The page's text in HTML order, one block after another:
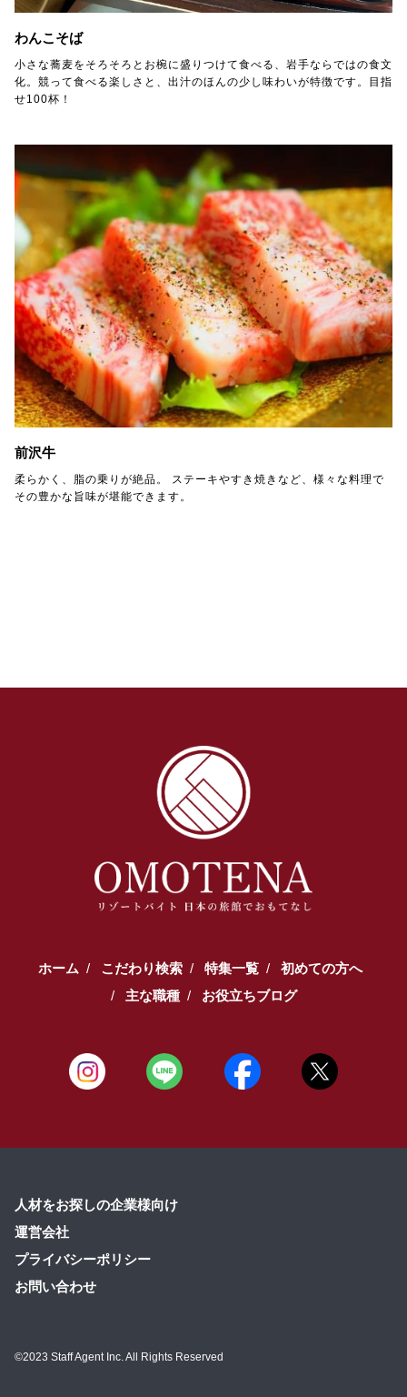
わんこそば
小さな蕎麦をそろそろとお椀に盛りつけて食べる、岩手ならではの食文
化。競って食べる楽しさと、出汁のほんの少し味わいが特徴です。目指
せ100杯！
前沢牛
柔らかく、脂の乗りが絶品。 ステーキやすき焼きなど、様々な料理で
その豊かな旨味が堪能できます。
ホーム こだわり検索 特集一覧
初めての方へ
主な職種
お役立ちブログ
人材をお探しの企業様向け
運営会社
プライバシーポリシー
お問い合わせ
©2023 Staff Agent Inc. All Rights Reserved